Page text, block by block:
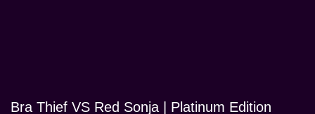
Bra Thief VS Red Sonja | Platinum Edition